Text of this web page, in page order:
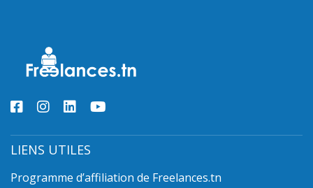
LIENS UTILES
Programme d’affiliation de Freelances.tn